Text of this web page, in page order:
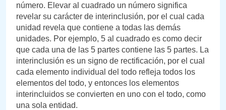
número. Elevar al cuadrado un número significa
revelar su carácter de interinclusión, por el cual cada
unidad revela que contiene a todas las demás
unidades. Por ejemplo, 5 al cuadrado es como decir
que cada una de las 5 partes contiene las 5 partes. La
interinclusión es un signo de rectificación, por el cual
cada elemento individual del todo refleja todos los
elementos del todo, y entonces los elementos
interincluidos se convierten en uno con el todo, como
una sola entidad.